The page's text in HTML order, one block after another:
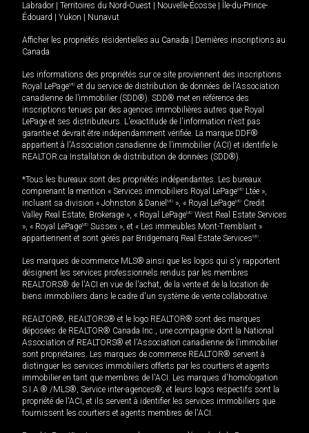
Labrador
Territoires du Nord-Ouest Nouvelle-Écosse
Île-du-Prince-
Édouard
Yukon Nunavut
Afficher les propriétés résidentielles au Canada
Dernières inscriptions au
Canada
Les informations des propriétés sur ce site proviennent des inscriptions
Royal LePageMD et du service de distribution de données de l'Association
canadienne de l’immobilier (SDD®). SDD® met en référence des
inscriptions tenues par des agences immobilières autres que Royal
LePage et ses distributeurs. L'exactitude de l'information n'est pas
garantie et devrait être indépendamment vérifiée. La marque DDF®
appartient à l'Association canadienne de l’immobilier (ACI) et identifie le
REALTOR.ca Installation de distribution de données (SDD®).
*Tous les bureaux sont des propriétés indépendantes. Les bureaux
comprenant la mention « Services immobiliers Royal LePageMD Ltée »,
incluant sa division « Johnston & Daniel MD », « Royal LePageMD Credit
Valley Real Estate, Brokerage », « Royal LePageMD West Real Estate Services
», « Royal LePageMD Sussex », et « Les immeubles Mont-Tremblant »
appartiennent et sont gérés par Bridgemarq Real Estate ServicesMD.
Les marques de commerce MLS® ainsi que les logos qui s'y rapportent
désignent les services professionnels rendus par les membres
REALTORS® de l'ACI en vue de l'achat, de la vente et de la location de
biens immobiliers dans le cadre d'un système de vente collaborative.
REALTOR®, REALTORS® et le logo REALTOR® sont des marques
déposées de REALTOR® Canada Inc., une compagnie dont la National
Association of REALTORS® et l'Association canadienne de l’immobilier
sont propriétaires. Les marques de commerce REALTOR® servent à
distinguer les services immobiliers offerts par les courtiers et agents
immobilier en tant que membres de l'ACI. Les marques d'homologation
S.I.A.® /MLS®, Service inter-agences®, et leurs logos respectifs sont la
propriété de l'ACI, et ils servent à identifier les services immobiliers que
fournissent les courtiers et agents membres de l'ACI.